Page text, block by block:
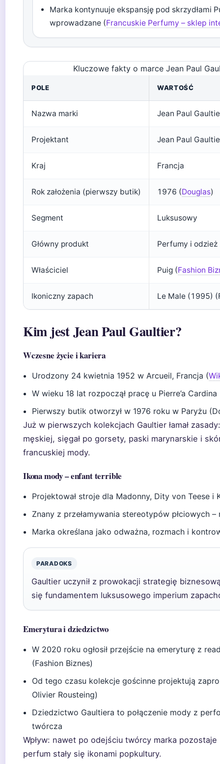
Marka kontynuuje ekspansję pod skrzydłami
wprowadzane (Francuskie Perfumy – sklep
Kluczowe fakty o marce Jean Paul
POLE WARTOŚĆ
Nazwa marki Jean Paul
Projektant Jean Paul
Kraj Francja
Rok założenia (pierwszy butik) 1976 (Douglas)
Segment Luksusowy
Główny produkt Perfumy i odzież
Właściciel Puig (Fashion
Ikoniczny zapach Le Male (1995)
Kim jest Jean Paul Gaultier?
Wczesne życie i kariera
Urodzony 24 kwietnia 1952 w Arcueil, Francja (
W wieku 18 lat rozpoczął pracę u Pierre’a Cardina
Pierwszy butik otworzył w 1976 roku w Paryżu
Już w pierwszych kolekcjach Gaultier łamał
męskiej, sięgał po gorsety, paski marynarskie i
francuskiej mody.
Ikona mody – enfant terrible
Projektował stroje dla Madonny, Dity von Teese i
Znany z przełamywania stereotypów płciowych
Marka określana jako odważna, rozmach i
PARADOKS
Gaultier uczynił z prowokacji strategię
się fundamentem luksusowego imperium
Emerytura i dziedzictwo
W 2020 roku ogłosił przejście na emeryturę z
(Fashion Biznes)
Od tego czasu kolekcje gościnne projektują
Olivier Rousteing)
Dziedzictwo Gaultiera to połączenie mody z
twórcza
Wpływ: nawet po odejściu twórcy marka
perfum stały się ikonami popkultury.